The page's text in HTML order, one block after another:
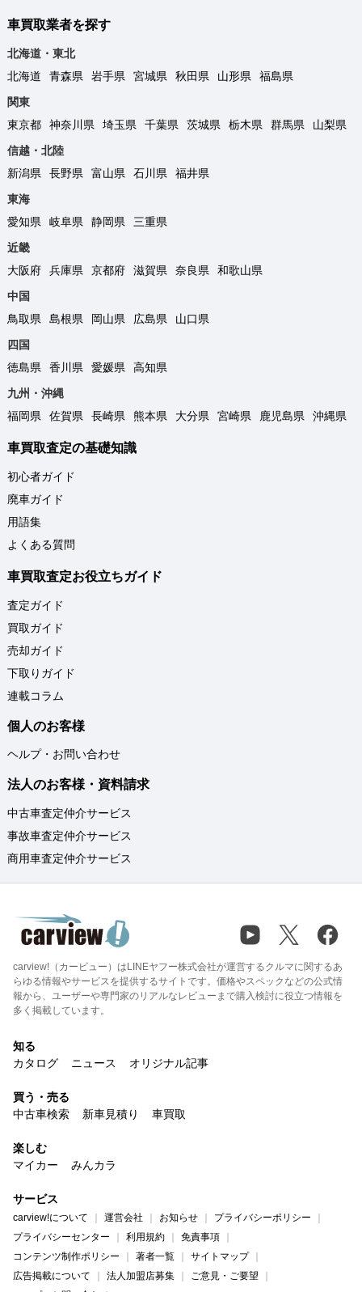
車買取業者を探す
北海道・東北
北海道
青森県 岩手県 宮城県 秋田県 山形県
福島県
関東
東京都
神奈川県 埼玉県 千葉県 茨城県 栃木県 群馬県
山梨県
信越・北陸
新潟県
長野県 富山県 石川県
福井県
東海
愛知県
岐阜県 静岡県
三重県
近畿
大阪府
兵庫県 京都府 滋賀県 奈良県
和歌山県
中国
鳥取県
島根県 岡山県 広島県
山口県
四国
徳島県
香川県 愛媛県
高知県
九州・沖縄
福岡県
佐賀県 長崎県 熊本県 大分県 宮崎県 鹿児島県 沖縄県
車買取査定の基礎知識
初心者ガイド
廃車ガイド
用語集
よくある質問
車買取査定お役立ちガイド
査定ガイド
買取ガイド
売却ガイド
下取りガイド
連載コラム
個人のお客様
ヘルプ・お問い合わせ
法人のお客様・資料請求
中古車査定仲介サービス
事故車査定仲介サービス
商用車査定仲介サービス
carview!（カービュー）はLINEヤフー株式会社が運営するクルマに関するあ
らゆる情報やサービスを提供するサイトです。価格やスペックなどの公式情
報から、ユーザーや専門家のリアルなレビューまで購入検討に役立つ情報を
多く掲載しています。
知る
カタログ
ニュース オリジナル記事
買う・売る
中古車検索
新車見積り 車買取
楽しむ
マイカー
みんカラ
サービス
carview!について 運営会社 お知らせ
プライバシーポリシー
プライバシーセンター
利用規約
免責事項
コンテンツ制作ポリシー
著者一覧
サイトマップ
広告掲載について
法人加盟店募集
ご意見・ご要望